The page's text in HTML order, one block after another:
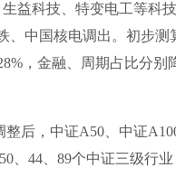
益科技、特变电工等科
、中国核电调出。初步测
，金融、周期占比分别
后，中证A50、中证
、44、89个中证三级行